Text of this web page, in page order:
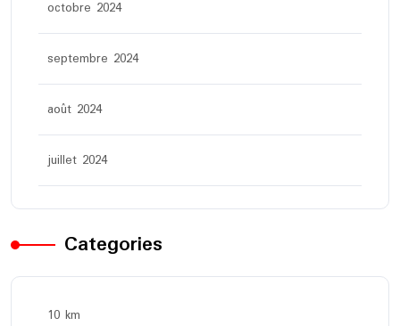
octobre 2024
septembre 2024
août 2024
juillet 2024
Categories
10 km